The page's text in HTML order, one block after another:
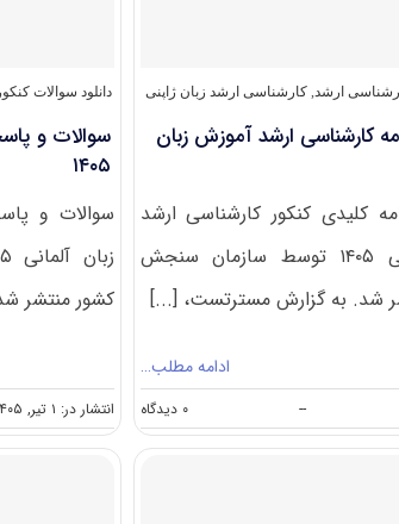
ارشد,کارشناسی ارشد زبان ژاپنی
کارشناسی ارشد آموزش زبان
کلیدی کنکور کارشناسی ارشد
آموزش زبان ژاپنی ۱۴۰۵ توسط سازمان سنجش
شد. به گزارش مسترتست، [...]
ادامه مطلب…
-- ۰ دیدگاه
سوالات
و
دانلود سوالات
سوالات و
۱۴۰۵
سوالات و
کشور منتشر
انتشار در: ۱ تیر, ۱۴۰۵